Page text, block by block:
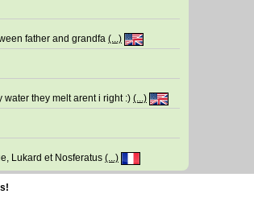
father and grandfa (...)
they melt arent i right :) (...)
Lukard et Nosferatus (...)